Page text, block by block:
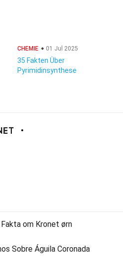
CHEMIE 01 Jul 2025
35 Fakten Über
Pyrimidinsynthese
om Kronet ørn
Sobre Águila Coronada